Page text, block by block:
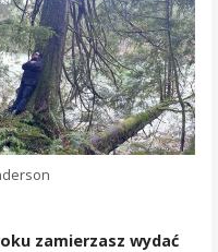
zamierzasz wydać